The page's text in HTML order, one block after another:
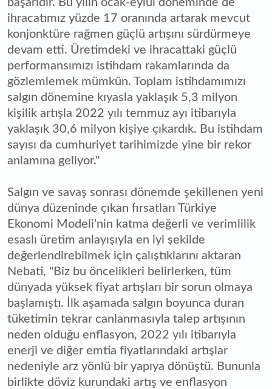
başarıdır. Bu yılın ocak-eylül döneminde de
ihracatımız yüzde 17 oranında artarak mevcut
konjonktüre rağmen güçlü artışını sürdürmeye
devam etti. Üretimdeki ve ihracattaki güçlü
performansımızı istihdam rakamlarında da
gözlemlemek mümkün. Toplam istihdamımızı
salgın dönemine kıyasla yaklaşık 5,3 milyon
kişilik artışla 2022 yılı temmuz ayı itibarıyla
yaklaşık 30,6 milyon kişiye çıkardık. Bu istihdam
sayısı da cumhuriyet tarihimizde yine bir rekor
anlamına geliyor."
Salgın ve savaş sonrası dönemde şekillenen yeni
dünya düzeninde çıkan fırsatları Türkiye
Ekonomi Modeli'nin katma değerli ve verimlilik
esaslı üretim anlayışıyla en iyi şekilde
değerlendirebilmek için çalıştıklarını aktaran
Nebati, "Biz bu öncelikleri belirlerken, tüm
dünyada yüksek fiyat artışları bir sorun olmaya
başlamıştı. İlk aşamada salgın boyunca duran
tüketimin tekrar canlanmasıyla talep artışının
neden olduğu enflasyon, 2022 yılı itibarıyla
enerji ve diğer emtia fiyatlarındaki artışlar
nedeniyle arz yönlü bir yapıya dönüştü. Bununla
birlikte döviz kurundaki artış ve enflasyon